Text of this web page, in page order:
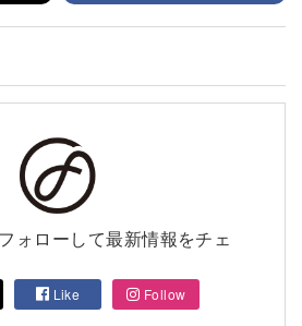
ォローして最新情報をチェ
Like Follow